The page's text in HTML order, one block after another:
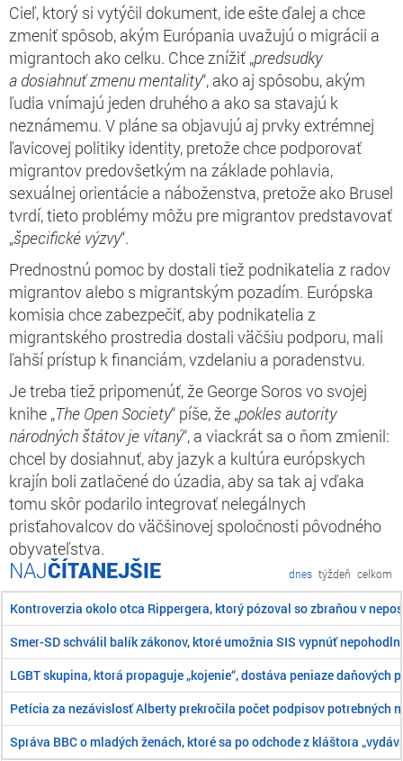
Cieľ, ktorý si vytýčil dokument, ide ešte ďalej a chce
zmeniť spôsob, akým Európania uvažujú o migrácii a
migrantoch ako celku. Chce znížiť „predsudky
a dosiahnuť zmenu mentality“, ako aj spôsobu, akým
ľudia vnímajú jeden druhého a ako sa stavajú k
neznámemu. V pláne sa objavujú aj prvky extrémnej
ľavicovej politiky identity, pretože chce podporovať
migrantov predovšetkým na základe pohlavia,
sexuálnej orientácie a náboženstva, pretože ako Brusel
tvrdí, tieto problémy môžu pre migrantov predstavovať
„špecifické výzvy“.
Prednostnú pomoc by dostali tiež podnikatelia z radov
migrantov alebo s migrantským pozadím. Európska
komisia chce zabezpečiť, aby podnikatelia z
migrantského prostredia dostali väčšiu podporu, mali
ľahší prístup k financiám, vzdelaniu a poradenstvu.
Je treba tiež pripomenúť, že George Soros vo svojej
knihe „The Open Society“ píše, že „pokles autority
národných štátov je vítaný“, a viackrát sa o ňom zmienil:
chcel by dosiahnuť, aby jazyk a kultúra európskych
krajín boli zatlačené do úzadia, aby sa tak aj vďaka
tomu skôr podarilo integrovať nelegálnych
prisťahovalcov do väčšinovej spoločnosti pôvodného
obyvateľstva.
ČÍTANEJŠIE dnes týždeň celkom
Kontroverzia okolo otca Rippergera, ktorý pózoval so zbraňou v
Smer-SD schválil balík zákonov, ktoré umožnia SIS vypnúť
LGBT skupina, ktorá propaguje „kojenie“, dostáva peniaze daňových
Petícia za nezávislosť Alberty prekročila počet podpisov potrebných
Správa BBC o mladých ženách, ktoré sa po odchode z kláštora